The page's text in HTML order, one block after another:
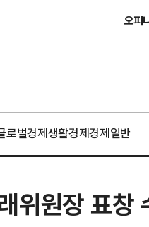
오피
로벌경제생활경제경제일반
위원장 표창